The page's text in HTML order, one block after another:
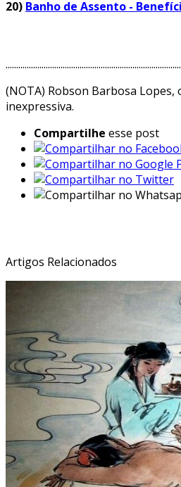
20) Banho de Assento -
(NOTA) Robson Barbosa
inexpressiva.
Compartilhe esse post
Artigos Relacionados